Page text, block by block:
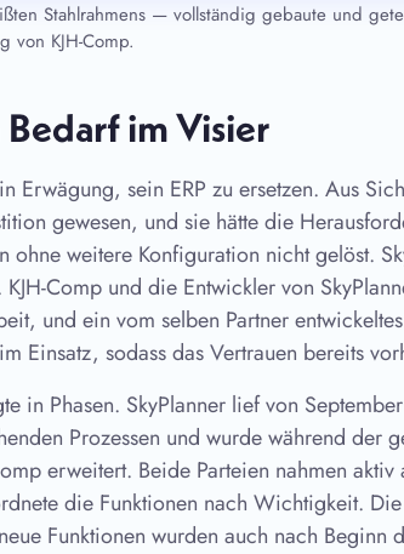
Stahlrahmens — vollständig gebaute und
von KJH-Comp.
im Visier
Erwägung, sein ERP zu ersetzen. Aus
gewesen, und sie hätte die
ohne weitere Konfiguration nicht gelöst.
Comp und die Entwickler von
und ein vom selben Partner
Einsatz, sodass das Vertrauen bereits
in Phasen. SkyPlanner lief von
Prozessen und wurde während der
erweitert. Beide Parteien nahmen
die Funktionen nach Wichtigkeit.
Funktionen wurden auch nach Beginn